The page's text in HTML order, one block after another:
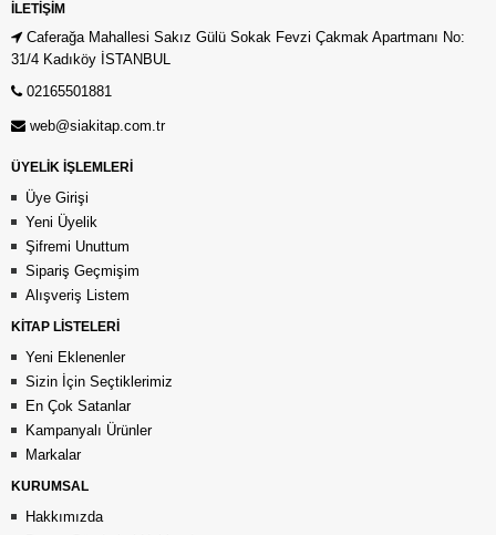
İLETIŞIM
Caferağa Mahallesi Sakız Gülü Sokak Fevzi Çakmak Apartmanı No:
31/4 Kadıköy İSTANBUL
02165501881
web@siakitap.com.tr
ÜYELİK İŞLEMLERİ
Üye Girişi
Yeni Üyelik
Şifremi Unuttum
Sipariş Geçmişim
Alışveriş Listem
KİTAP LİSTELERİ
Yeni Eklenenler
Sizin İçin Seçtiklerimiz
En Çok Satanlar
Kampanyalı Ürünler
Markalar
KURUMSAL
Hakkımızda